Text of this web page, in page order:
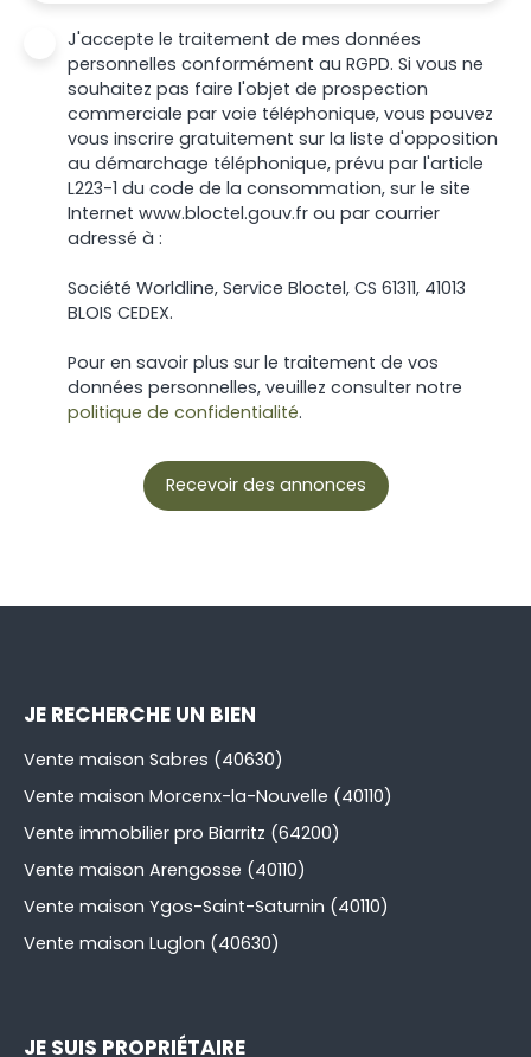
J'accepte le traitement de mes données
personnelles conformément au RGPD. Si vous ne
souhaitez pas faire l'objet de prospection
commerciale par voie téléphonique, vous pouvez
vous inscrire gratuitement sur la liste d'opposition
au démarchage téléphonique, prévu par l'article
L223-1 du code de la consommation, sur le site
Internet www.bloctel.gouv.fr ou par courrier
adressé à :
Société Worldline, Service Bloctel, CS 61311, 41013
BLOIS CEDEX.
Pour en savoir plus sur le traitement de vos
données personnelles, veuillez consulter notre
politique de confidentialité.
Recevoir des annonces
JE RECHERCHE UN BIEN
Vente maison Sabres (40630)
Vente maison Morcenx-la-Nouvelle (40110)
Vente immobilier pro Biarritz (64200)
Vente maison Arengosse (40110)
Vente maison Ygos-Saint-Saturnin (40110)
Vente maison Luglon (40630)
JE SUIS PROPRIÉTAIRE